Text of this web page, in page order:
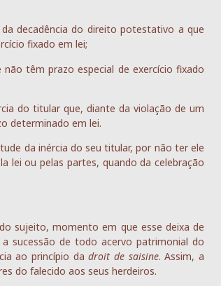
decadência do direito potestativo a que
fixado em lei;
têm prazo especial de exercício fixado
do titular que, diante da violação de um
determinado em lei.
da inércia do seu titular, por não ter ele
lei ou pelas partes, quando da celebração
sujeito, momento em que esse deixa de
sucessão de todo acervo patrimonial do
ao princípio dadroit de saisine. Assim, a
do falecido aos seus herdeiros.